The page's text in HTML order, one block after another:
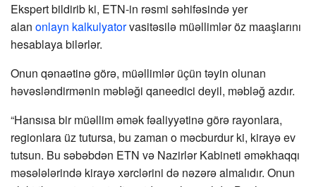
Ekspert bildirib ki, ETN-in rəsmi səhifəsində yer
alan onlayn kalkulyatorvasitəsilə müəllimlər öz maaşlarını
hesablaya bilərlər.
Onun qənaətinə görə, müəllimlər üçün təyin olunan
həvəsləndirmənin məbləği qaneedici deyil, məbləğ azdır.
“Hansısa bir müəllim əmək fəaliyyətinə görə rayonlara,
regionlara üz tutursa, bu zaman o məcburdur ki, kirayə ev
tutsun. Bu səbəbdən ETN və Nazirlər Kabineti əməkhaqqı
məsələlərində kirayə xərclərini də nəzərə almalıdır. Onun